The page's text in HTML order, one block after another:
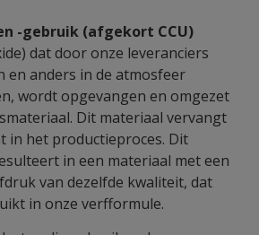
-gebruik (afgekort CCU)
dat door onze leveranciers
anders in de atmosfeer
wordt opgevangen en omgezet
Dit materiaal vervangt
in het productieproces. Dit
in een materiaal met een
van dezelfde kwaliteit, dat
in onze verfformule.